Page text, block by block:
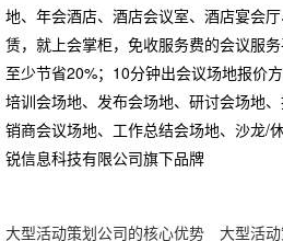
地、年会酒店、酒店会议室、酒店宴会
赁，就上会掌柜，免收服务费的会议服
至少节省20%；10分钟出会议场地报价
培训会场地、发布会场地、研讨会场地
销商会议场地、工作总结会场地、沙龙/
锐信息科技有限公司旗下品牌
大型活动策划公司的核心优势 大型活